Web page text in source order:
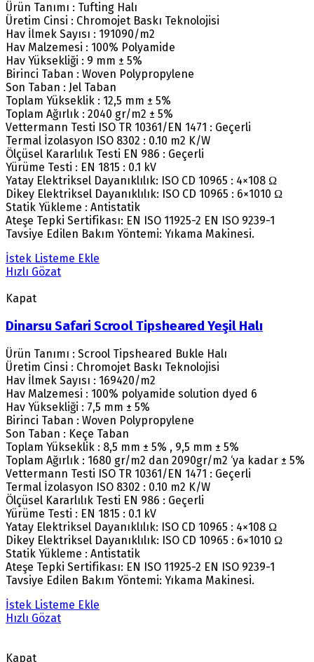
Ürün Tanımı : Tufting Halı
Üretim Cinsi : Chromojet Baskı Teknolojisi
Hav İlmek Sayısı : 191090/m2
Hav Malzemesi : 100% Polyamide
Hav Yüksekliği : 9 mm ± 5%
Birinci Taban : Woven Polypropylene
Son Taban : Jel Taban
Toplam Yükseklik : 12,5 mm ± 5%
Toplam Ağırlık : 2040 gr/m2 ± 5%
Vettermann Testi ISO TR 10361/EN 1471 : Geçerli
Termal İzolasyon ISO 8302 : 0.10 m2 K/W
Ölçüsel Kararlılık Testi EN 986 : Geçerli
Yürüme Testi : EN 1815 : 0.1 kV
Yatay Elektriksel Dayanıklılık: ISO CD 10965 : 4×108 Ω
Dikey Elektriksel Dayanıklılık: ISO CD 10965 : 6×1010 Ω
Statik Yükleme : Antistatik
Ateşe Tepki Sertifikası: EN ISO 11925-2 EN ISO 9239-1
Tavsiye Edilen Bakım Yöntemi: Yıkama Makinesi.
İstek Listeme Ekle
Hızlı Gözat
Kapat
Dinarsu Safari Scrool Tipsheared Yeşil Halı
Ürün Tanımı : Scrool Tipsheared Bukle Halı
Üretim Cinsi : Chromojet Baskı Teknolojisi
Hav İlmek Sayısı : 169420/m2
Hav Malzemesi : 100% polyamide solution dyed 6
Hav Yüksekliği : 7,5 mm ± 5%
Birinci Taban : Woven Polypropylene
Son Taban : Keçe Taban
Toplam Yükseklik : 8,5 mm ± 5% , 9,5 mm ± 5%
Toplam Ağırlık : 1680 gr/m2 dan 2090gr/m2 ‘ya kadar ± 5%
Vettermann Testi ISO TR 10361/EN 1471 : Geçerli
Termal İzolasyon ISO 8302 : 0.10 m2 K/W
Ölçüsel Kararlılık Testi EN 986 : Geçerli
Yürüme Testi : EN 1815 : 0.1 kV
Yatay Elektriksel Dayanıklılık: ISO CD 10965 : 4×108 Ω
Dikey Elektriksel Dayanıklılık: ISO CD 10965 : 6×1010 Ω
Statik Yükleme : Antistatik
Ateşe Tepki Sertifikası: EN ISO 11925-2 EN ISO 9239-1
Tavsiye Edilen Bakım Yöntemi: Yıkama Makinesi.
İstek Listeme Ekle
Hızlı Gözat
Kapat